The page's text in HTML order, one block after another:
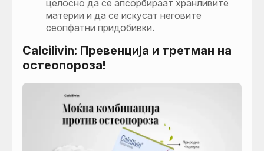
целосно да се апсорбираат хранливите
материи и да се искусат неговите
сеопфатни придобивки.
Calcilivin: Превенција и третман на
остеопороза!